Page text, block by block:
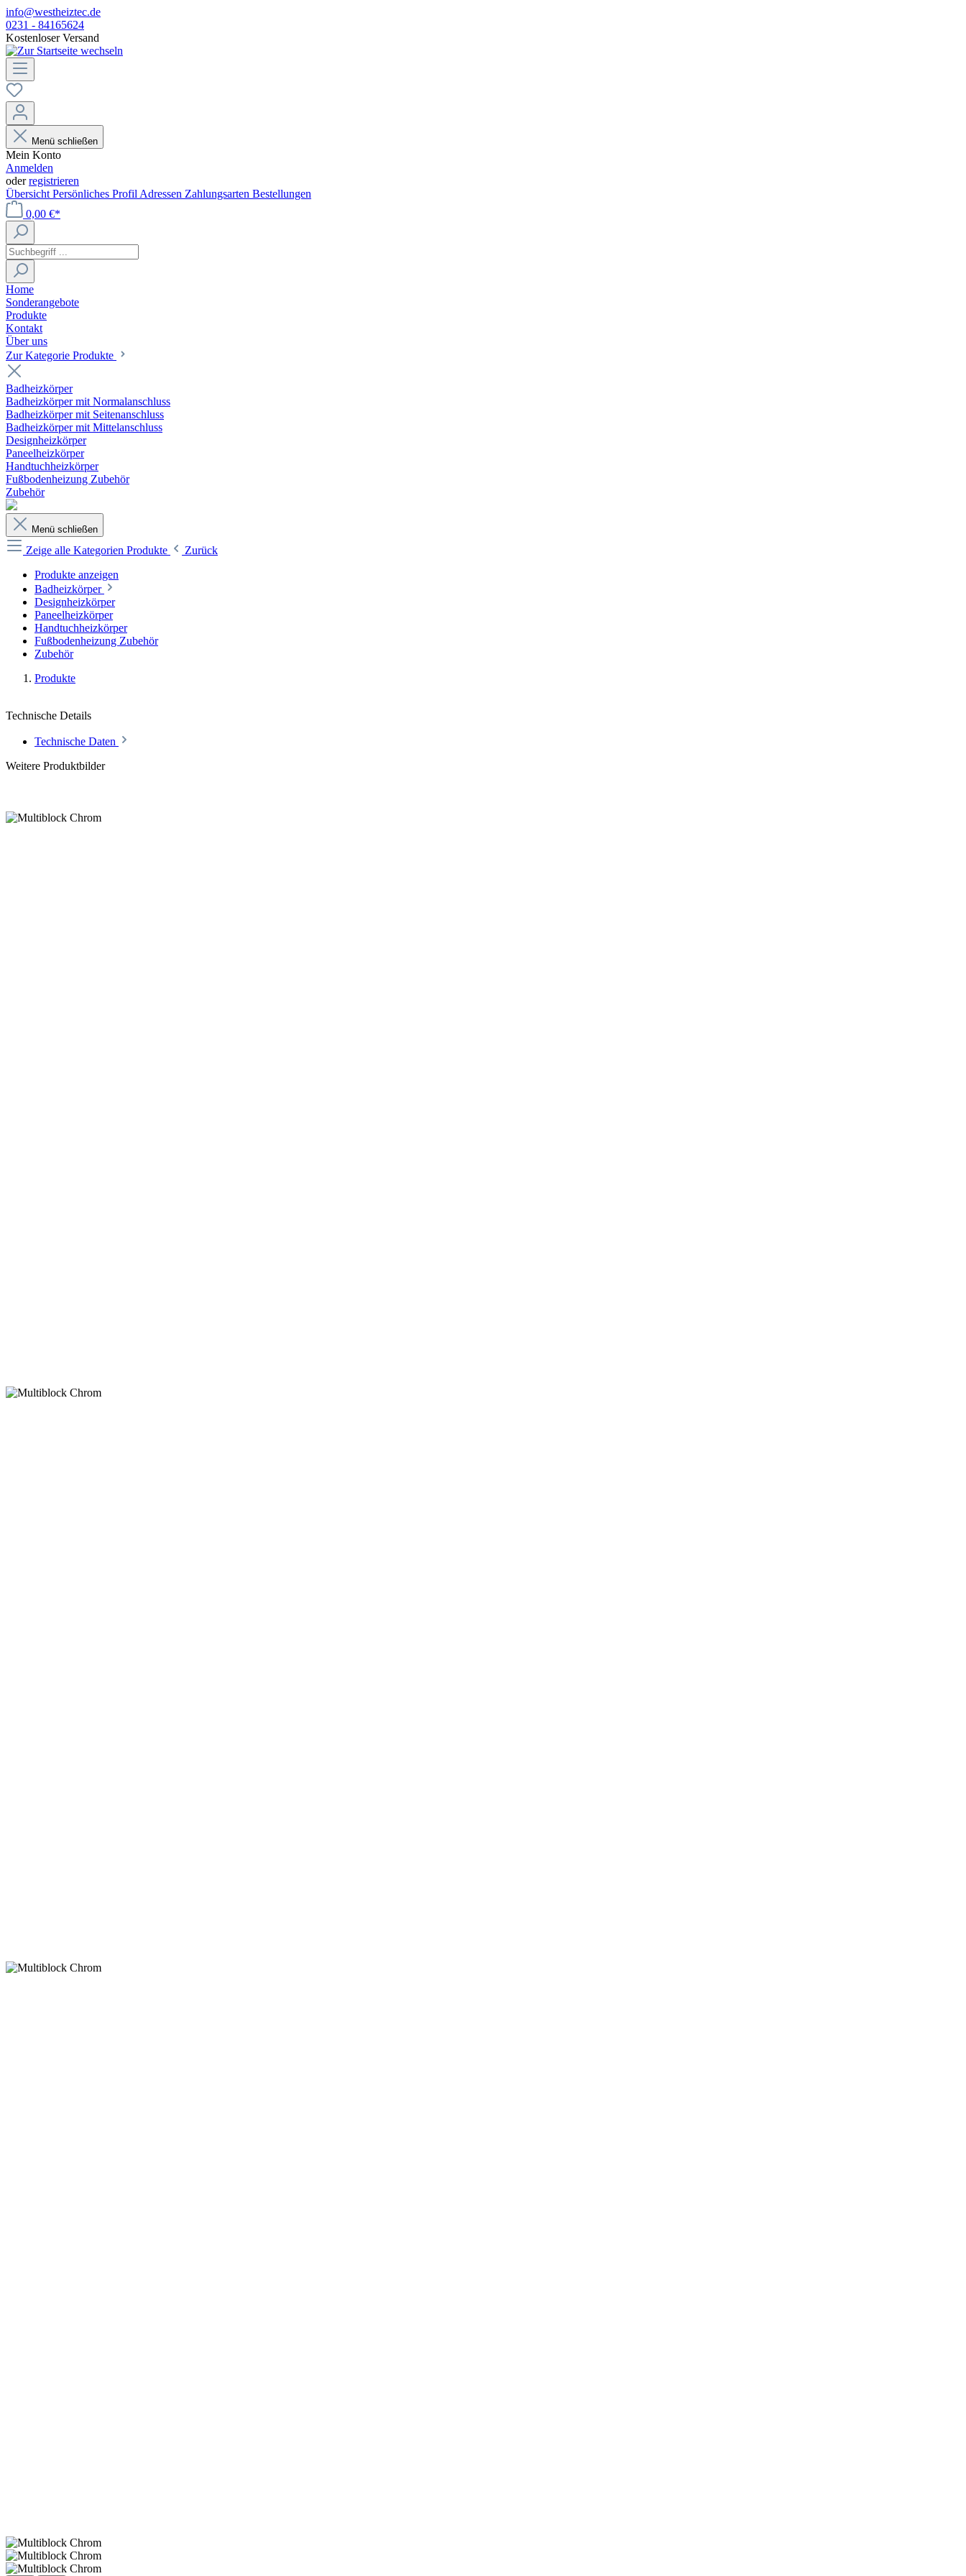
info@westheiztec.de
0231 - 84165624
Kostenloser Versand
Menü schließen
Mein Konto
Anmelden
oderregistrieren
Übersicht Persönliches Profil Adressen Zahlungsarten Bestellungen
0,00 €*
Home
Sonderangebote
Produkte
Kontakt
Über uns
Zur Kategorie Produkte
Badheizkörper
Badheizkörper mit Normalanschluss
Badheizkörper mit Seitenanschluss
Badheizkörper mit Mittelanschluss
Designheizkörper
Paneelheizkörper
Handtuchheizkörper
Fußbodenheizung Zubehör
Zubehör
Menü schließen
Zeige alle Kategorien Produkte
Zurück
Produkte anzeigen
Badheizkörper
Designheizkörper
Paneelheizkörper
Handtuchheizkörper
Fußbodenheizung Zubehör
Zubehör
Produkte
Technische Details
Technische Daten
Weitere Produktbilder